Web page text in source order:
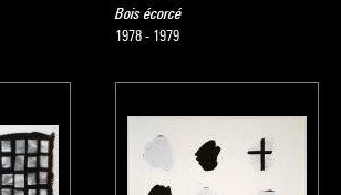
Bois écorcé
1978 - 1979